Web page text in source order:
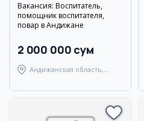
Вакансия: Воспитатель,
помощник воспитателя,
повар в Андижане
2 000 000 сум
Андижанская область,